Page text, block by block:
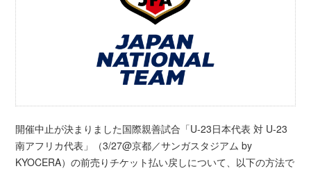
開催中止が決まりました国際親善試合「U-23日本代表 対 U-23
南アフリカ代表」（3/27@京都／サンガスタジアム by
KYOCERA）の前売りチケット払い戻しについて、以下の方法で